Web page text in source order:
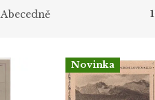
Abecedně
Novinka